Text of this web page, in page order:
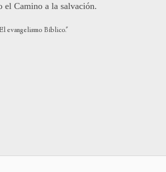
el Camino a la salvación.
evangelismo Bíblico."